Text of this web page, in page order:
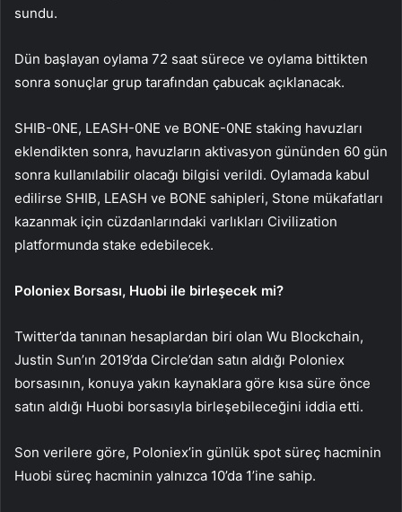
sundu.
Dün başlayan oylama 72 saat sürece ve oylama bittikten
sonra sonuçlar grup tarafından çabucak açıklanacak.
SHIB-0NE, LEASH-0NE ve BONE-0NE staking havuzları
eklendikten sonra, havuzların aktivasyon gününden 60 gün
sonra kullanılabilir olacağı bilgisi verildi. Oylamada kabul
edilirse SHIB, LEASH ve BONE sahipleri, Stone mükafatları
kazanmak için cüzdanlarındaki varlıkları Civilization
platformunda stake edebilecek.
Poloniex Borsası, Huobi ile birleşecek mi?
Twitter’da tanınan hesaplardan biri olan Wu Blockchain,
Justin Sun’ın 2019’da Circle’dan satın aldığı Poloniex
borsasının, konuya yakın kaynaklara göre kısa süre önce
satın aldığı Huobi borsasıyla birleşebileceğini iddia etti.
Son verilere göre, Poloniex’in günlük spot süreç hacminin
Huobi süreç hacminin yalnızca 10’da 1’ine sahip.